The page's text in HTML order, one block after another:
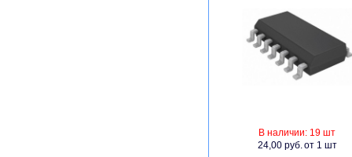
В наличии: 19 шт
24,00 руб.от 1 шт